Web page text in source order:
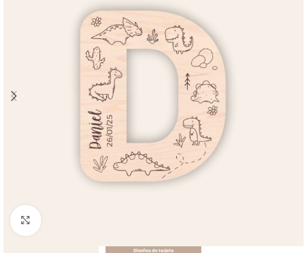
Clic para ampliar